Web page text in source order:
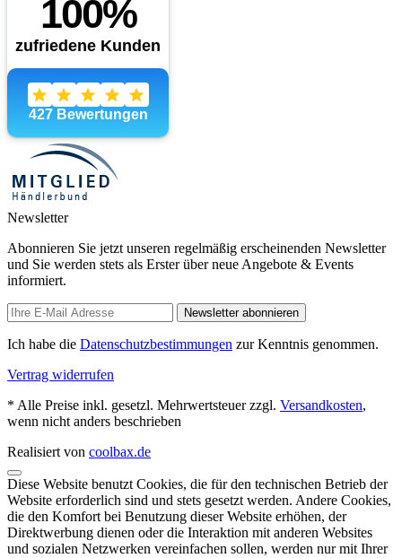
Newsletter
Abonnieren Sie jetzt unseren regelmäßig erscheinenden Newsletter
und Sie werden stets als Erster über neue Angebote & Events
informiert.
Newsletter abonnieren
Ich habe die Datenschutzbestimmungen zur Kenntnis genommen.
Vertrag widerrufen
* Alle Preise inkl. gesetzl. Mehrwertsteuer zzgl. Versandkosten,
wenn nicht anders beschrieben
Realisiert von coolbax.de
Diese Website benutzt Cookies, die für den technischen Betrieb der
Website erforderlich sind und stets gesetzt werden. Andere Cookies,
die den Komfort bei Benutzung dieser Website erhöhen, der
Direktwerbung dienen oder die Interaktion mit anderen Websites
und sozialen Netzwerken vereinfachen sollen, werden nur mit Ihrer